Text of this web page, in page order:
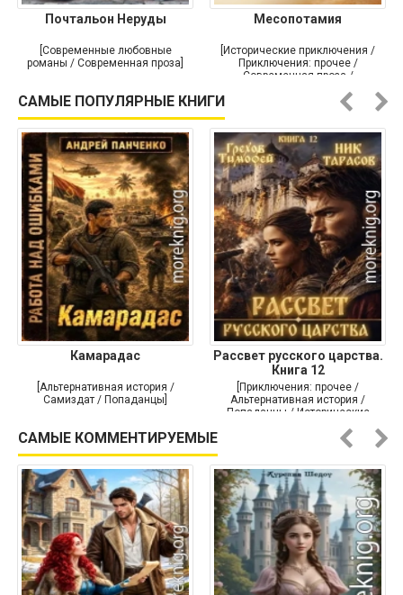
Почтальон Неруды
[Современные любовные
романы / Современная проза]
Месопотамия
[Исторические приключения /
Приключения: прочее /
Современная проза /
САМЫЕ ПОПУЛЯРНЫЕ КНИГИ
Камарадас
[Альтернативная история /
Самиздат / Попаданцы]
Рассвет русского царства.
Книга 12
[Приключения: прочее /
Альтернативная история /
Попаданцы / Исторические
САМЫЕ КОММЕНТИРУЕМЫЕ